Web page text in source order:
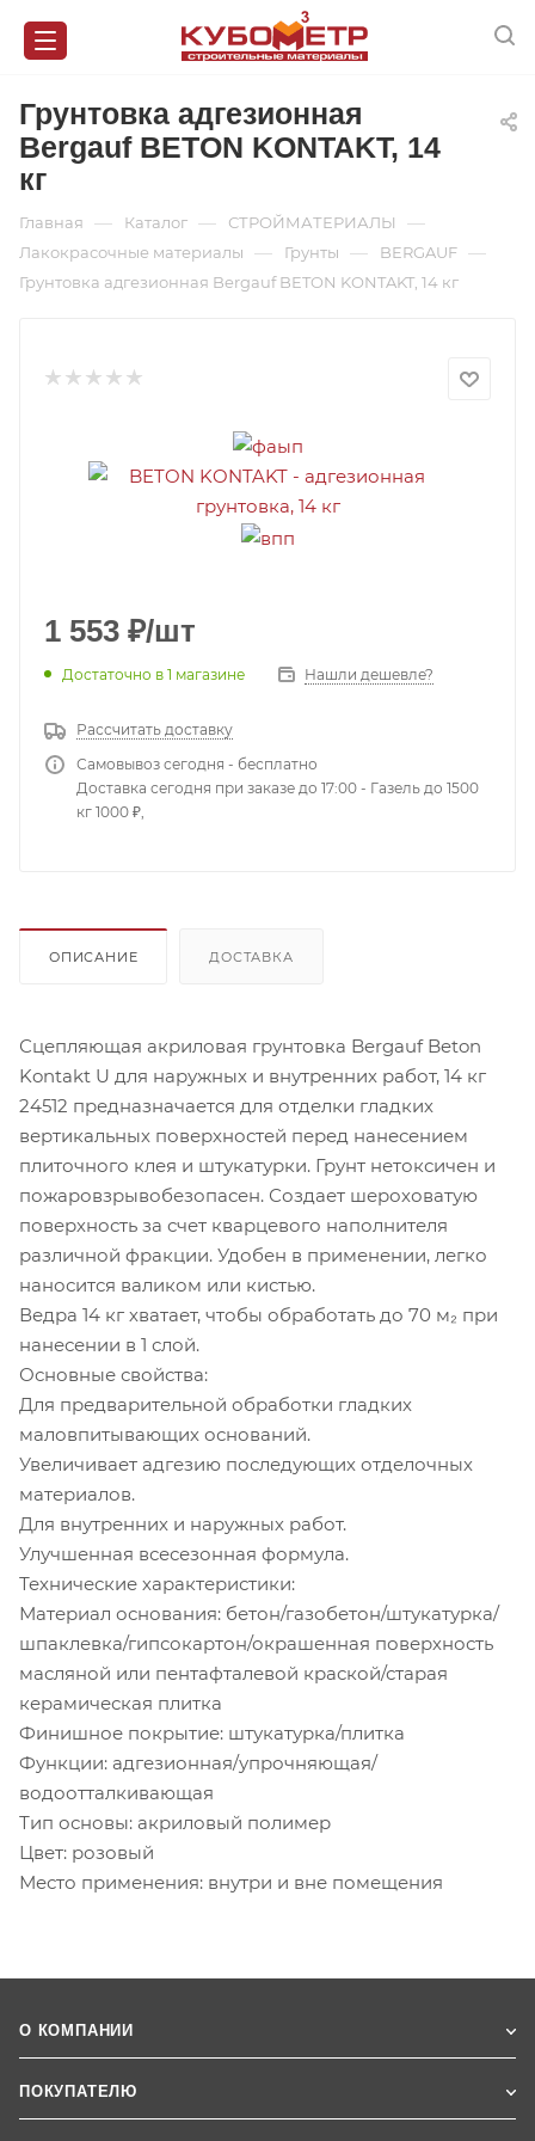
Грунтовка адгезионная
Bergauf BETON KONTAKT, 14
кг
Главная — Каталог — СТРОЙМАТЕРИАЛЫ —
Лакокрасочные материалы — Грунты — BERGAUF —
Грунтовка адгезионная Bergauf BETON KONTAKT, 14 кг
1 553 ₽/шт
Достаточно в 1 магазине Нашли дешевле?
Рассчитать доставку
Самовывоз сегодня - бесплатно
Доставка сегодня при заказе до 17:00 - Газель до 1500
кг 1000 ₽,
ОПИСАНИЕ ДОСТАВКА
Сцепляющая акриловая грунтовка Bergauf Beton
Kontakt U для наружных и внутренних работ, 14 кг
24512 предназначается для отделки гладких
вертикальных поверхностей перед нанесением
плиточного клея и штукатурки. Грунт нетоксичен и
пожаровзрывобезопасен. Создает шероховатую
поверхность за счет кварцевого наполнителя
различной фракции. Удобен в применении, легко
наносится валиком или кистью.
Ведра 14 кг хватает, чтобы обработать до 70 м₂ при
нанесении в 1 слой.
Основные свойства:
Для предварительной обработки гладких
маловпитывающих оснований.
Увеличивает адгезию последующих отделочных
материалов.
Для внутренних и наружных работ.
Улучшенная всесезонная формула.
Технические характеристики:
Материал основания: бетон/газобетон/штукатурка/
шпаклевка/гипсокартон/окрашенная поверхность
масляной или пентафталевой краской/старая
керамическая плитка
Финишное покрытие: штукатурка/плитка
Функции: адгезионная/упрочняющая/
водоотталкивающая
Тип основы: акриловый полимер
Цвет: розовый
Место применения: внутри и вне помещения
О КОМПАНИИ
ПОКУПАТЕЛЮ